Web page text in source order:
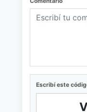
Escribí este